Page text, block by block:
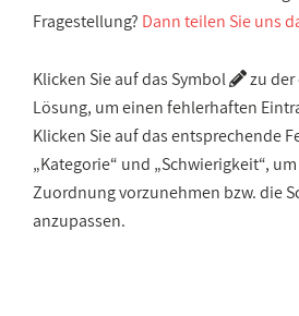
Fragestellung? Dann teilen Sie uns
Klicken Sie auf das Symbol
zu
Lösung, um einen fehlerhaften
Klicken Sie auf das entsprechende
„Kategorie“ und „Schwierigkeit“,
Zuordnung vorzunehmen bzw. die
anzupassen.